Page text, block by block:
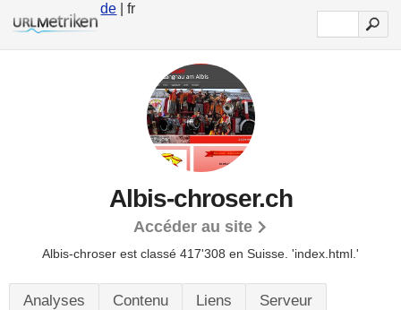
de | fr
Albis-chroser.ch
Accéder au site
Albis-chroser est classé 417'308 en Suisse. 'index.html.'
Analyses Contenu Liens Serveur